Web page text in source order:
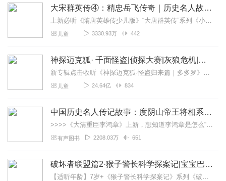
大宋群英传④：精忠岳飞传奇｜历史名人故事｜英雄演义
上新必听《隋唐英雄传少儿版》“大唐群英传”系列《小神仙大侦探|狄仁杰探案传奇番外》《狄仁杰探案传奇之四海风云》《狄仁杰探案传奇之长安风云》《大唐群英传之狄仁...
儿童 3330.93万 442
神探迈克狐· 千面怪盗|侦探大赛|灰狼危机|多多罗
新专辑点击收听《神探迈克狐·怪盗归来篇｜多多罗》！！！>>>点击进入主播橱窗购买《神探迈克狐》系列图书吧!<<<多多罗故事【点击前往】收听多多罗其他好玩有趣的故...
儿童 24.64亿 834
中国历史名人传记故事：度阴山帝王将相系列
>>>>《大清重臣李鸿章》上新，想知道李鸿章是怎么“草根逆袭”的吗？现在收听有机会获得实体书奖品哦！【社群福利】2024熊猫君听书社群全新升级，欢迎熊猫君的粉丝...
有声图书 2208.03万 651
破坏者联盟篇2·猴子警长科学探案记|宝宝巴士故事
【适听年龄】7岁+《猴子警长科学探案记》系列《破坏者联盟篇1·猴子警长科学探案记》>>>《破坏者联盟篇2·猴子警长科学探案记》>>>《破坏者联盟篇3·猴子警长科...